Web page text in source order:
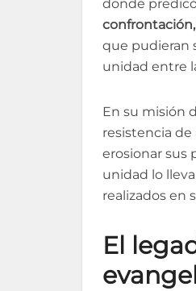
donde
que pudieran
unidad entre
En su misión
resistencia
erosionar sus
unidad lo
realizados en
El